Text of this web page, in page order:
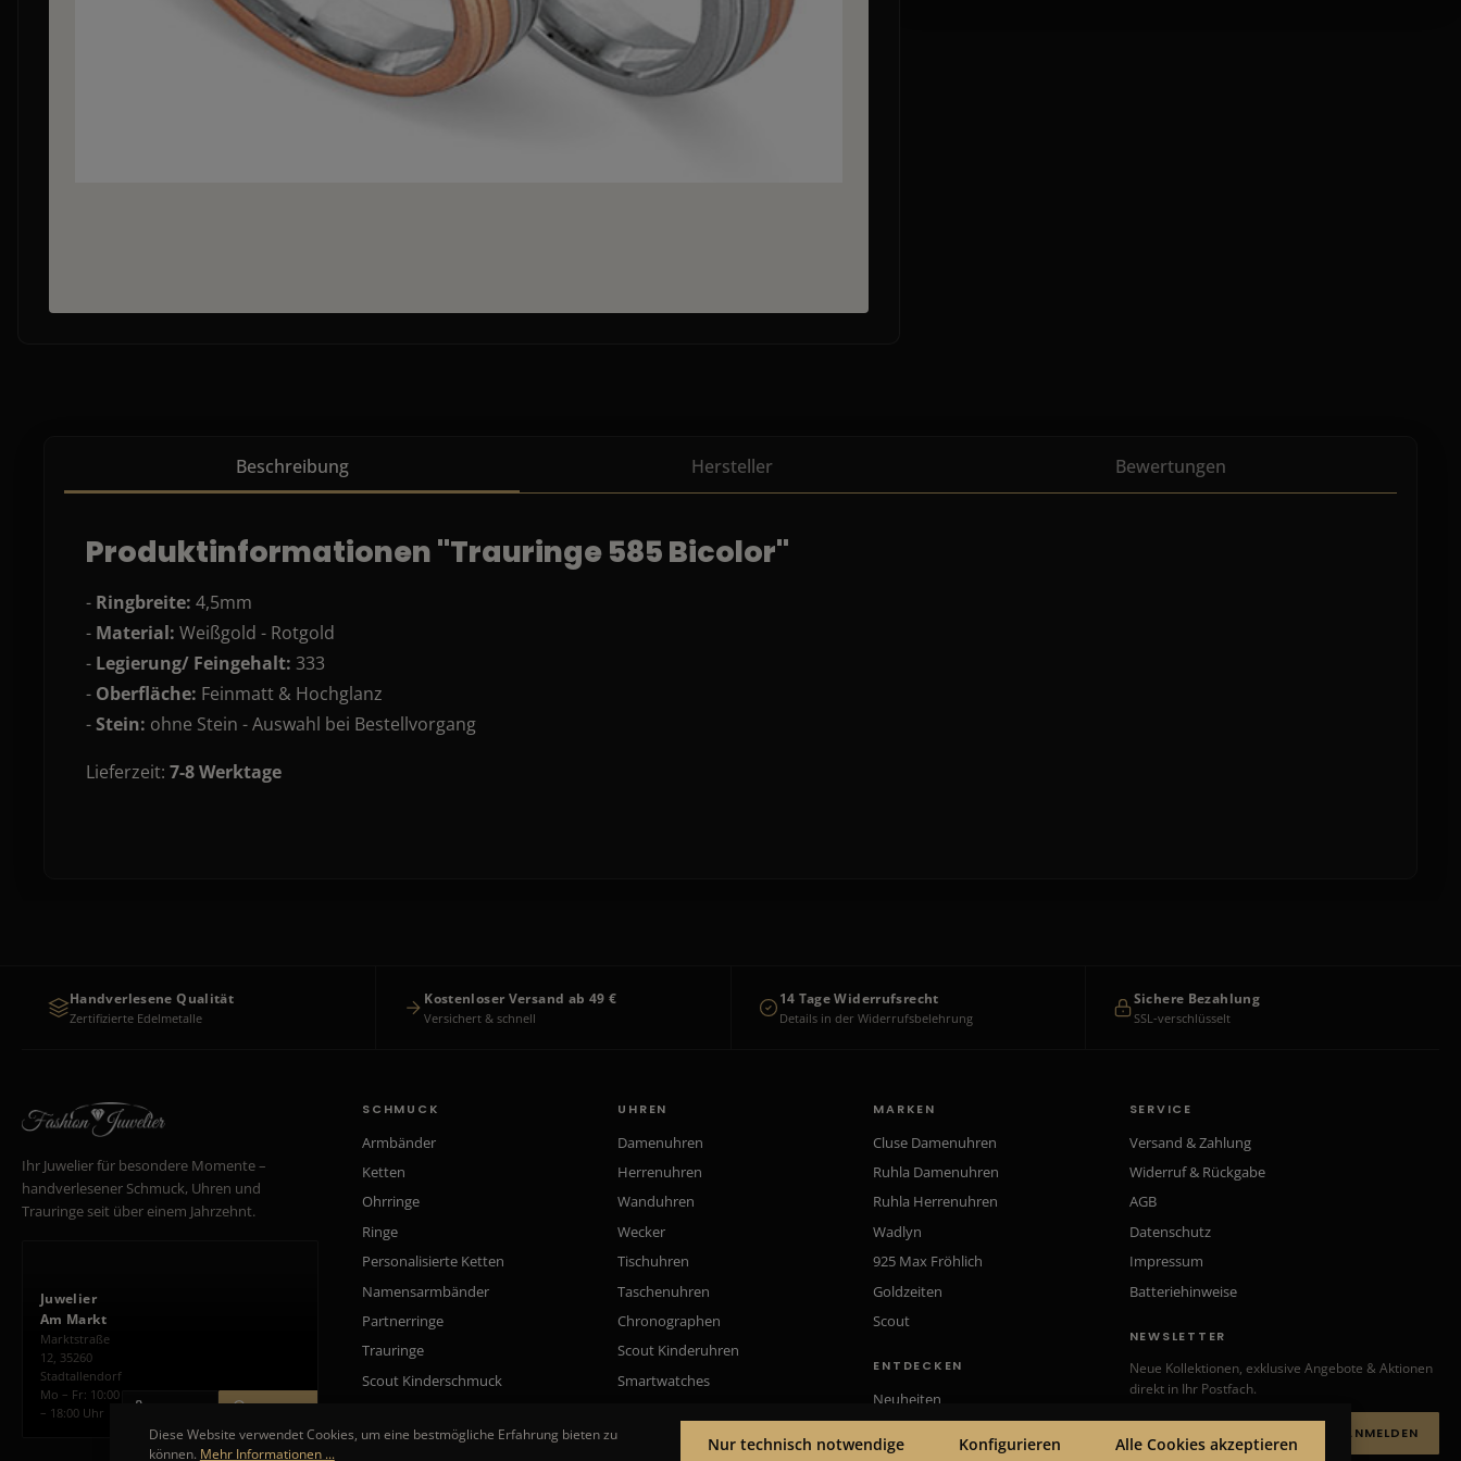
Beschreibung Hersteller Bewertungen
Produktinformationen "Trauringe 585 Bicolor"
- Ringbreite: 4,5mm
- Material: Weißgold - Rotgold
- Legierung/ Feingehalt: 333
- Oberfläche: Feinmatt & Hochglanz
-Stein: ohne Stein - Auswahl bei Bestellvorgang
Lieferzeit: 7-8 Werktage
Handverlesene Qualität
Zertifizierte Edelmetalle
Kostenloser Versand ab 49 €
Versichert & schnell
14 Tage Widerrufsrecht
Details in der Widerrufsbelehrung
Sichere Bezahlung
SSL-verschlüsselt
Ihr Juwelier für besondere Momente –
handverlesener Schmuck, Uhren und
Trauringe seit über einem Jahrzehnt.
Juwelier
Am Markt
Marktstraße
12, 35260
Stadtallendorf
Mo – Fr: 10:00
– 18:00 Uhr
ROUTE PLANEN
SCHMUCK
Armbänder
Ketten
Ohrringe
Ringe
Personalisierte Ketten
Namensarmbänder
Partnerringe
Trauringe
Scout Kinderschmuck
UHREN
Damenuhren
Herrenuhren
Wanduhren
Wecker
Tischuhren
Taschenuhren
Chronographen
Scout Kinderuhren
Smartwatches
MARKEN
Cluse Damenuhren
Ruhla Damenuhren
Ruhla Herrenuhren
Wadlyn
925 Max Fröhlich
Goldzeiten
Scout
ENTDECKEN
Neuheiten
SERVICE
Versand & Zahlung
Widerruf & Rückgabe
AGB
Datenschutz
Impressum
Batteriehinweise
NEWSLETTER
Neue Kollektionen, exklusive Angebote & Aktionen
direkt in Ihr Postfach.
ANMELDEN
Diese Website verwendet Cookies, um eine bestmögliche Erfahrung bieten zu
können. Mehr Informationen ... Nur technisch notwendige Konfigurieren Alle Cookies akzeptieren